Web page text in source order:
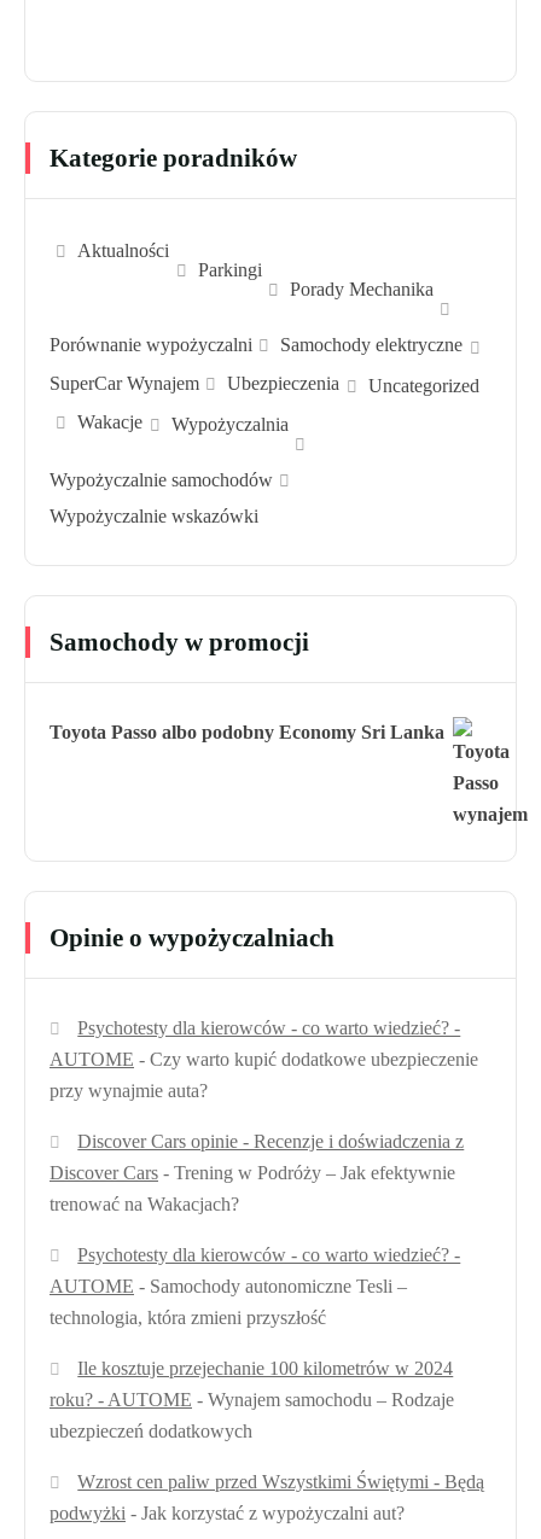
Kategorie poradników
Aktualności
Parkingi
Porady Mechanika
Porównanie wypożyczalni
Samochody elektryczne
SuperCar Wynajem
Ubezpieczenia
Uncategorized
Wakacje
Wypożyczalnia
Wypożyczalnie samochodów
Wypożyczalnie wskazówki
Samochody w promocji
Toyota Passo albo podobny Economy Sri Lanka
Opinie o wypożyczalniach
Psychotesty dla kierowców - co warto wiedzieć? -
AUTOME - Czy warto kupić dodatkowe ubezpieczenie
przy wynajmie auta?
Discover Cars opinie - Recenzje i doświadczenia z
Discover Cars - Trening w Podróży – Jak efektywnie
trenować na Wakacjach?
Psychotesty dla kierowców - co warto wiedzieć? -
AUTOME - Samochody autonomiczne Tesli –
technologia, która zmieni przyszłość
Ile kosztuje przejechanie 100 kilometrów w 2024
roku? - AUTOME - Wynajem samochodu – Rodzaje
ubezpieczeń dodatkowych
Wzrost cen paliw przed Wszystkimi Świętymi - Będą
podwyżki - Jak korzystać z wypożyczalni aut?